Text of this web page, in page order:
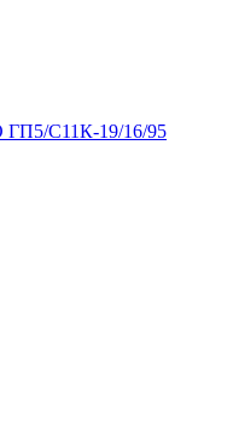
ГП5/С11К-19/16/95